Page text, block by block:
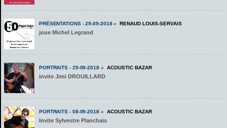
PRÉSENTATIONS - 29-09-2018 » RENAUD LOUIS-SERVAIS
joue Michel Legrand
PORTRAITS - 29-09-2018 » ACOUSTIC BAZAR
invite Jimi DROUILLARD
PORTRAITS - 08-09-2018 » ACOUSTIC BAZAR
Invite Sylvestre Planchais